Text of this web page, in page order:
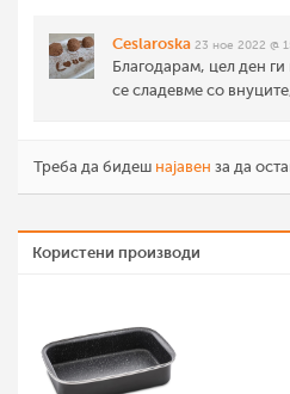
Ceslaroska 23 ное 2022 @
Благодарам, цел ден
се сладевме со
Треба да бидеш најавен за да
Користени производи